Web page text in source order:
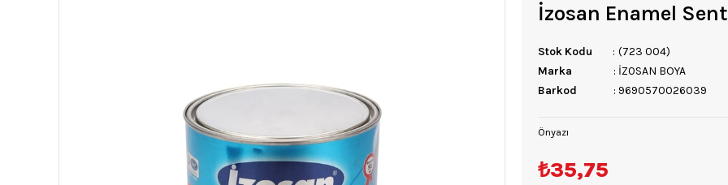
İzosan Enamel
Stok Kodu
(723 004)
Marka
: İZ0SAN BOYA
Barkod
: 9690570026039
Önyazı
₺35,75